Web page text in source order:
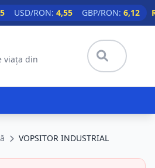
USD/RON: 4,55 GBP/RON: 6,12
viața din
VOPSITOR INDUSTRIAL